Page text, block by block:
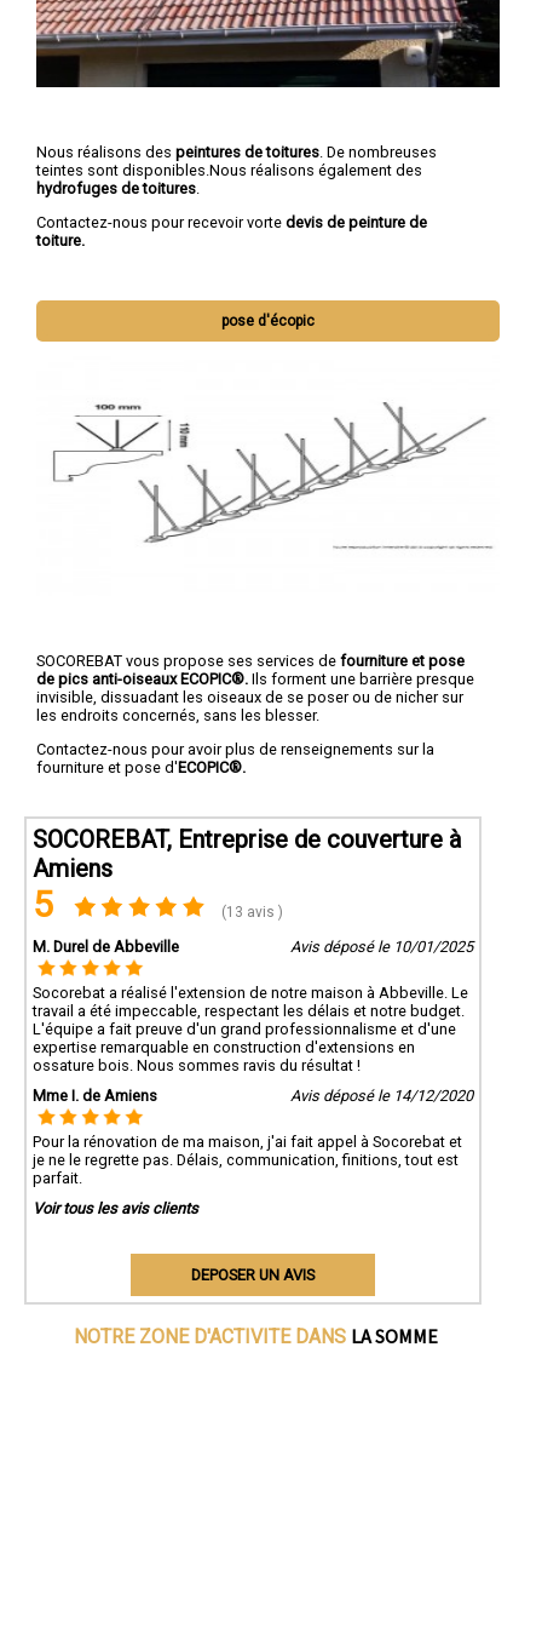
Nous réalisons des peintures de toitures . De nombreuses
teintes sont disponibles.Nous réalisons également des
hydrofuges de toitures
Contactez-nous pour recevoir vorte devis de peinture de
toiture.
pose d'écopic
SOCOREBAT vous propose ses services de fourniture et pose
de pics anti-oiseaux ECOPIC®. Ils forment une barrière presque
invisible, dissuadant les oiseaux de se poser ou de nicher sur
les endroits concernés, sans les blesser.
Contactez-nous pour avoir plus de renseignements sur la
fourniture et pose d'ECOPIC®.
SOCOREBAT, Entreprise de couverture à
Amiens
5 (13 avis )
M. Durel de Abbeville Avis déposé le 10/01/2025
Socorebat a réalisé l'extension de notre maison à Abbeville. Le
travail a été impeccable, respectant les délais et notre budget.
L'équipe a fait preuve d'un grand professionnalisme et d'une
expertise remarquable en construction d'extensions en
ossature bois. Nous sommes ravis du résultat !
Mme I. de Amiens
Avis déposé le 14/12/2020
Pour la rénovation de ma maison, j'ai fait appel à Socorebat et
je ne le regrette pas. Délais, communication, finitions, tout est
parfait.
Voir tous les avis clients
DEPOSER UN AVIS
NOTRE ZONE D'ACTIVITE DANS LA SOMME